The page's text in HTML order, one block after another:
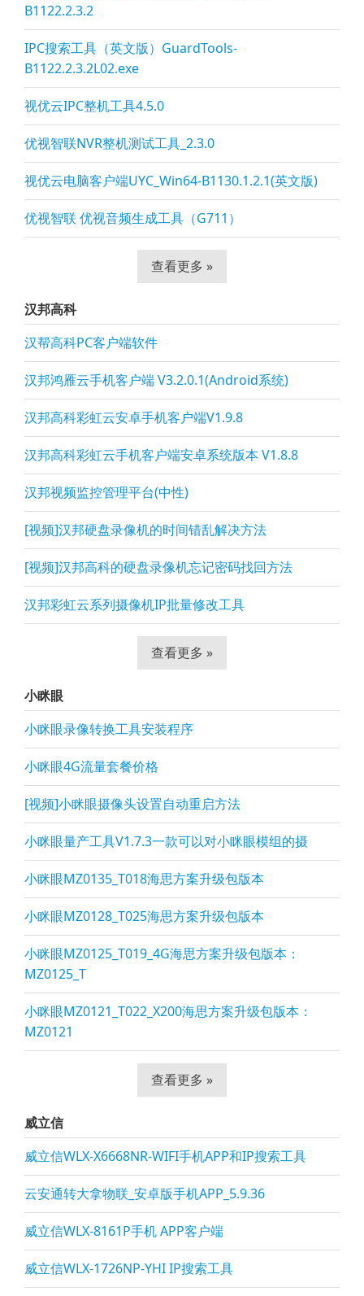
B1122.2.3.2
IPC搜索工具（英文版）GuardTools-
B1122.2.3.2L02.exe
视优云IPC整机工具4.5.0
优视智联NVR整机测试工具_2.3.0
视优云电脑客户端UYC_Win64-B1130.1.2.1(英文版)
优视智联 优视音频生成工具（G711）
查看更多 »
汉邦高科
汉帮高科PC客户端软件
汉邦鸿雁云手机客户端 V3.2.0.1(Android系统)
汉邦高科彩虹云安卓手机客户端V1.9.8
汉邦高科彩虹云手机客户端安卓系统版本 V1.8.8
汉邦视频监控管理平台(中性)
[视频]汉邦硬盘录像机的时间错乱解决方法
[视频]汉邦高科的硬盘录像机忘记密码找回方法
汉邦彩虹云系列摄像机IP批量修改工具
查看更多 »
小眯眼
小眯眼录像转换工具安装程序
小眯眼4G流量套餐价格
[视频]小眯眼摄像头设置自动重启方法
小眯眼量产工具V1.7.3一款可以对小眯眼模组的摄
小眯眼MZ0135_T018海思方案升级包版本
小眯眼MZ0128_T025海思方案升级包版本
小眯眼MZ0125_T019_4G海思方案升级包版本：
MZ0125_T
小眯眼MZ0121_T022_X200海思方案升级包版本：
MZ0121
查看更多 »
威立信
威立信WLX-X6668NR-WIFI手机APP和IP搜索工具
云安通转大拿物联_安卓版手机APP_5.9.36
威立信WLX-8161P手机 APP客户端
威立信WLX-1726NP-YHI IP搜索工具